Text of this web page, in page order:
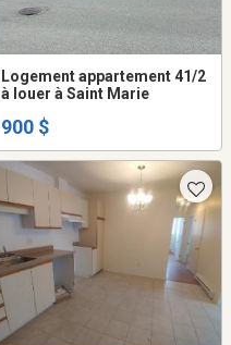
Logement appartement 41/2
à louer à Saint Marie
900 $